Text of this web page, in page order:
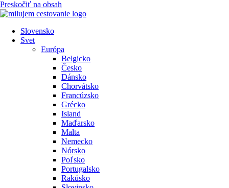
Preskočiť na obsah
Slovensko
Svet
Európa
Belgicko
Česko
Dánsko
Chorvátsko
Francúzsko
Grécko
Island
Maďarsko
Malta
Nemecko
Nórsko
Poľsko
Portugalsko
Rakúsko